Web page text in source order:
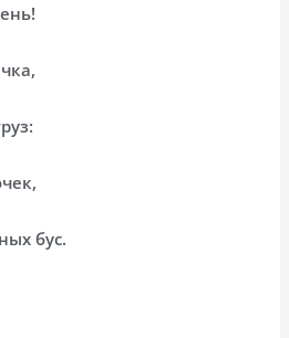
бус.